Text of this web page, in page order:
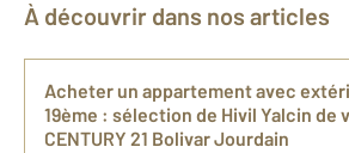
À découvrir dans nos articles
Ach​eter un appartement avec
19ème : sélection de Hivil Yalcin de
CENTURY 21 Bolivar Jourdain